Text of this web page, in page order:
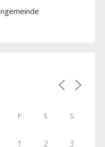
F S S
1 2 3